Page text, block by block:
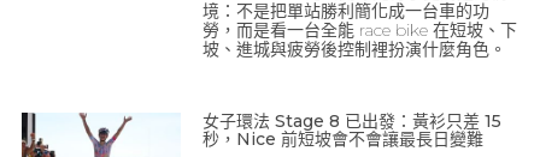
境：不是把單站勝利簡化成一台車的功
勞，而是看一台全能 race bike 在短坡、下
坡、進城與疲勞後控制裡扮演什麼角色。
女子環法 Stage 8 已出發：黃衫只差 15
秒，Nice 前短坡會不會讓最長日變難